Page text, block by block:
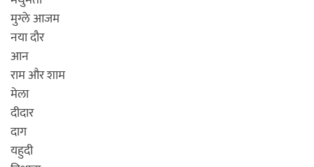
मुग्ले आजम
नया दौर
आन
राम और शाम
मेला
दीदार
दाग
यहुदी